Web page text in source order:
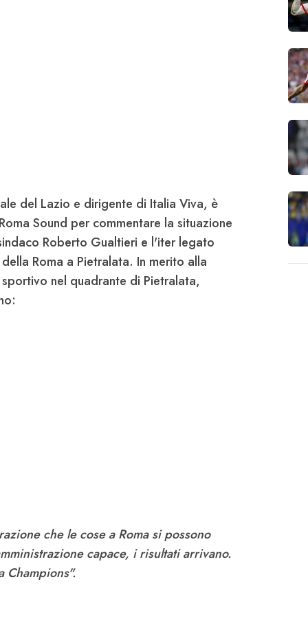
del Lazio e dirigente di Italia Viva, è
Sound per commentare la situazione
Roberto Gualtieri e l'iter legato
Roma a Pietralata. In merito alla
nel quadrante di Pietralata,
che le cose a Roma si possono
capace, i risultati arrivano.
Champions".